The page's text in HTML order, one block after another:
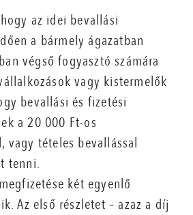
az idei bevallási
a bármely ágazatban
végső fogyasztó számára
vagy kistermelők
bevallási és fizetési
a 20 000 Ft-os
vagy tételes bevallással
tenni.
két egyenlő
Az első részletet – azaz a díj